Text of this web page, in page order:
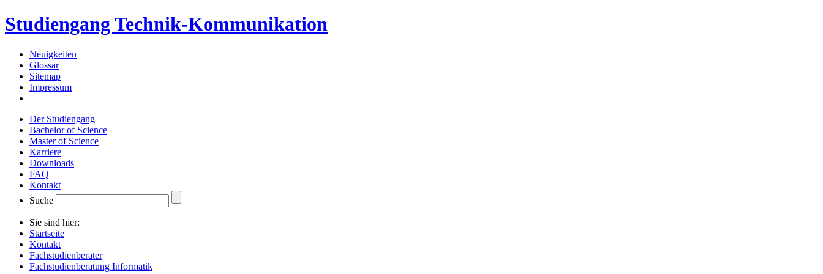
Studiengang Technik-Kommunikation
Neuigkeiten
Glossar
Sitemap
Impressum
Der Studiengang
Bachelor of Science
Master of Science
Karriere
Downloads
FAQ
Kontakt
Suche
Sie sind hier:
Startseite
Kontakt
Fachstudienberater
Fachstudienberatung Informatik